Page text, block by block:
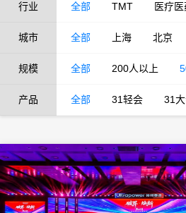
行业 全部 TMT 医疗
城市 全部 上海 北京
规模 全部 200人以上
产品 全部 31轻会 31